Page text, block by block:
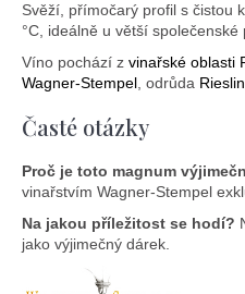
Svěží, přímočarý profil s čistou
°C, ideálně u větší společenské
Víno pochází z vinařské oblasti
Wagner-Stempel, odrůda
Časté otázky
Proč je toto magnum
vinařstvím Wagner-Stempel
Na jakou příležitost se hodí?
jako výjimečný dárek.